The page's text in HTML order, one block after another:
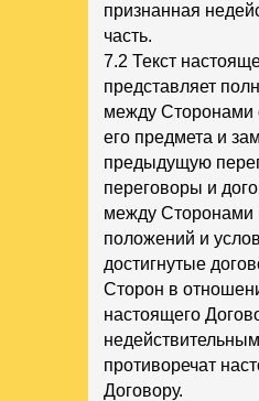
признанная
часть.
7.2 Текст
представляет
между Сторонами
его предмета и
предыдущую
переговоры и
между Сторонами
положений и
достигнутые
Сторон в
настоящего
противоречат
Договору.